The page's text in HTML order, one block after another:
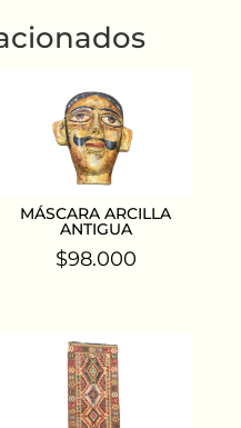
MÁSCARA ARCILLA
ANTIGUA
$98.000